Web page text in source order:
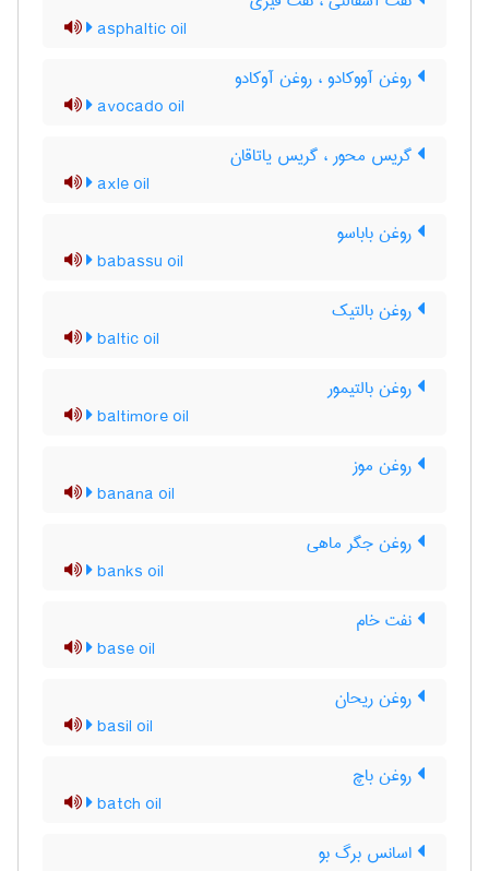
asphaltic oil
روغن آووکادو ، روغن آوکادو
avocado oil
گریس محور ، گریس یاتاقان
axle oil
روغن باباسو
babassu oil
روغن بالتیک
baltic oil
روغن بالتیمور
baltimore oil
روغن موز
banana oil
روغن جگر ماهی
banks oil
نفت خام
base oil
روغن ریحان
basil oil
روغن باچ
batch oil
اسانس برگ بو